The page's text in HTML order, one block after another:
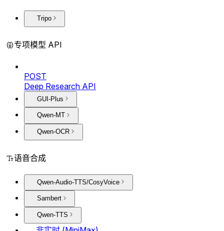
Tripo
专项模型 API
POST
Deep Research API
GUI-Plus
Qwen-MT
Qwen-OCR
语音合成
Qwen-Audio-TTS/CosyVoice
Sambert
Qwen-TTS